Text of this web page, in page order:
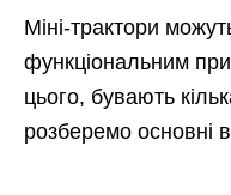
Міні-трактори
функціональним
цього, бувають
розберемо основні